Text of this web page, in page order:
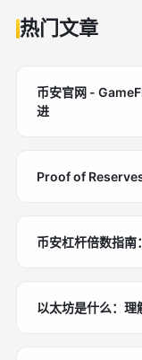
热门文章
币安官网 -
进
Proof of
币安杠杆倍数指南
以太坊是什么：理